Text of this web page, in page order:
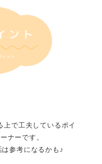
上で工夫しているポイ
ナーです。
参考になるかも♪